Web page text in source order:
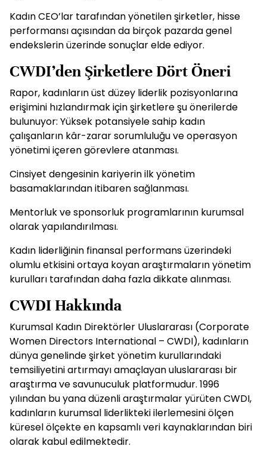
Kadın CEO’lar tarafından yönetilen şirketler, hisse
performansı açısından da birçok pazarda genel
endekslerin üzerinde sonuçlar elde ediyor.
CWDI’den Şirketlere Dört Öneri
Rapor, kadınların üst düzey liderlik pozisyonlarına
erişimini hızlandırmak için şirketlere şu önerilerde
bulunuyor: Yüksek potansiyele sahip kadın
çalışanların kâr-zarar sorumluluğu ve operasyon
yönetimi içeren görevlere atanması.
Cinsiyet dengesinin kariyerin ilk yönetim
basamaklarından itibaren sağlanması.
Mentorluk ve sponsorluk programlarının kurumsal
olarak yapılandırılması.
Kadın liderliğinin finansal performans üzerindeki
olumlu etkisini ortaya koyan araştırmaların yönetim
kurulları tarafından daha fazla dikkate alınması.
CWDI Hakkında
Kurumsal Kadın Direktörler Uluslararası (Corporate
Women Directors International – CWDI), kadınların
dünya genelinde şirket yönetim kurullarındaki
temsiliyetini artırmayı amaçlayan uluslararası bir
araştırma ve savunuculuk platformudur. 1996
yılından bu yana düzenli araştırmalar yürüten CWDI,
kadınların kurumsal liderlikteki ilerlemesini ölçen
küresel ölçekte en kapsamlı veri kaynaklarından biri
olarak kabul edilmektedir.